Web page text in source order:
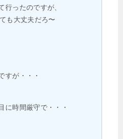
行ったのですが、
も大丈夫だろ〜
すが・・・
に時間厳守で・・・